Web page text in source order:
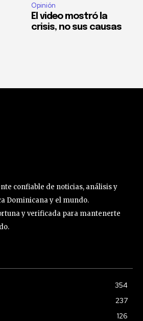
Opinión
El video mostró la
crisis, no sus causas
confiable de noticias, análisis y
Dominicana y el mundo.
y verificada para mantenerte
354
237
126